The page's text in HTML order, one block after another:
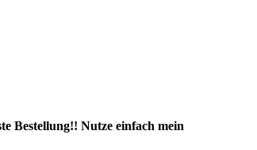
Bestellung!! Nutze einfach mein